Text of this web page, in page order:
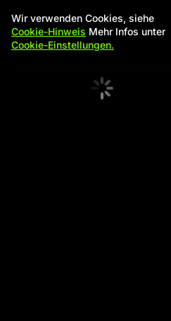
Wir verwenden Cookies, siehe
Cookie-Hinweis Mehr Infos unter
Cookie-Einstellungen.